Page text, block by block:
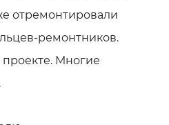
отремонтировали
ремонтников.
проекте. Многие